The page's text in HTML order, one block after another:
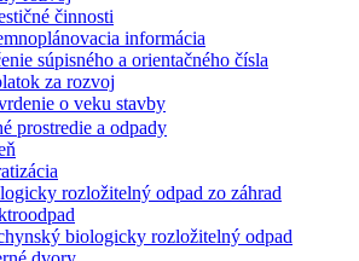
činnosti
informácia
súpisného a orientačného čísla
za rozvoj
o veku stavby
prostredie a odpady
rozložitelný odpad zo záhrad
biologicky rozložitelný odpad